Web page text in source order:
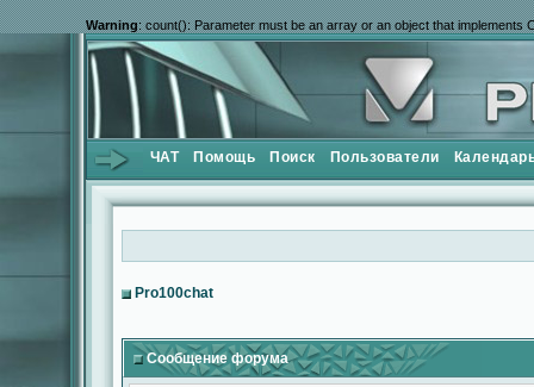
Warning: count(): Parameter must be an array or an object that implements
ЧАТ Помощь Поиск Пользователи
Pro100chat
Сообщение форума